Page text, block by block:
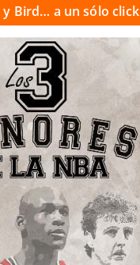
y Bird… a un sólo click